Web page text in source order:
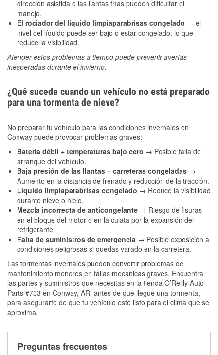
dirección asistida o las llantas frías pueden dificultar el
manejo.
El rociador del líquido limpiaparabrisas congelado — el
nivel del líquido puede ser bajo o estar congelado, lo que
reduce la visibilidad.
Atender estos problemas a tiempo puede prevenir averías
inesperadas durante el invierno.
¿Qué sucede cuando un vehículo no está preparado
para una tormenta de nieve?
No preparar tu vehículo para las condiciones invernales en
Conway puede provocar problemas graves:
Batería débil + temperaturas bajo cero → Posible falla de
arranque del vehículo.
Baja presión de las llantas + carreteras congeladas →
Aumento en la distancia de frenado y reducción de la tracción.
Líquido limpiaparabrisas congelado → Reduce la visibilidad
durante nieve o hielo.
Mezcla incorrecta de anticongelante → Riesgo de fisuras
en el bloque del motor o en la culata por la expansión del
refrigerante.
Falta de suministros de emergencia → Posible exposición a
condiciones peligrosas si quedas varado en la carretera.
Las tormentas invernales pueden convertir problemas de
mantenimiento menores en fallas mecánicas graves. Encuentra
las partes y suministros que necesitas en la tienda O’Reilly Auto
Parts #733 en Conway, AR, antes de que llegue una tormenta,
para asegurarte de que tu vehículo esté listo para el clima que se
aproxima.
Preguntas frecuentes